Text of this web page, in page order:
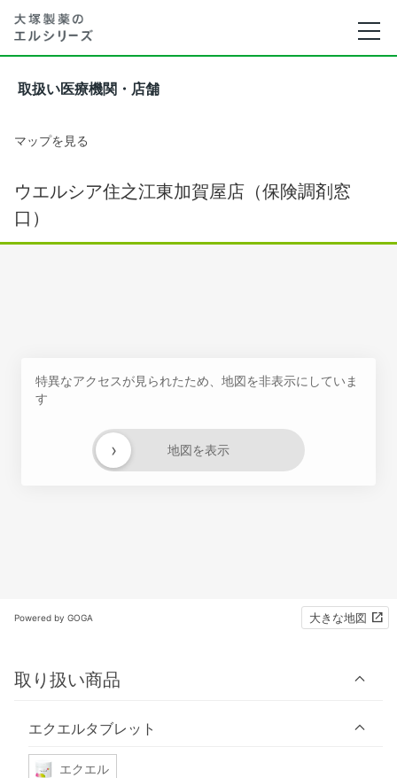
取扱い医療機関・店舗
マップを見る
ウエルシア住之江東加賀屋店（保険調剤窓
口）
特異なアクセスが見られたため、地図を非表示にしていま
す
地図を表示
›
Powered by GOGA 大きな地図
取り扱い商品
エクエルタブレット
エクエル